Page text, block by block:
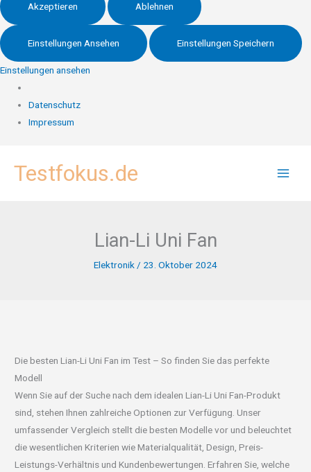
Akzeptieren Ablehnen
Einstellungen Ansehen Einstellungen Speichern
Einstellungen ansehen
Datenschutz
Impressum
InhaltTestfokus.de
Lian-Li Uni Fan
Elektronik / 23. Oktober 2024
Die besten Lian-Li Uni Fan im Test – So finden Sie das perfekte
Modell
Wenn Sie auf der Suche nach dem idealen Lian-Li Uni Fan-Produkt
sind, stehen Ihnen zahlreiche Optionen zur Verfügung. Unser
umfassender Vergleich stellt die besten Modelle vor und beleuchtet
die wesentlichen Kriterien wie Materialqualität, Design, Preis-
Leistungs-Verhältnis und Kundenbewertungen. Erfahren Sie, welche